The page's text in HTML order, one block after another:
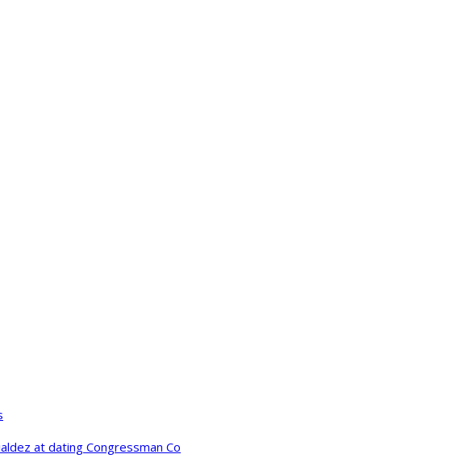
at dating Congressman Co